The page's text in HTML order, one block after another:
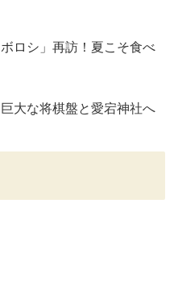
ロシ」再訪！夏こそ食べ
大な将棋盤と愛宕神社へ